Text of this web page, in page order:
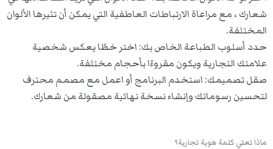
شعارك ، مع مراعاة الارتباطات العاطفية التي يمكن أن تثيرها الألوان
المختلفة.
حدد أسلوب الطباعة الخاص بك: اختر خطًا يعكس شخصية
علامتك التجارية ويكون مقروءًا بأحجام مختلفة.
صقل تصميمك: استخدم البرنامج أو اعمل مع مصمم محترف
لتحسين رسوماتك وإنشاء نسخة نهائية مصقولة من شعارك.
ماذا تعني كلمة هوية تجارية؟